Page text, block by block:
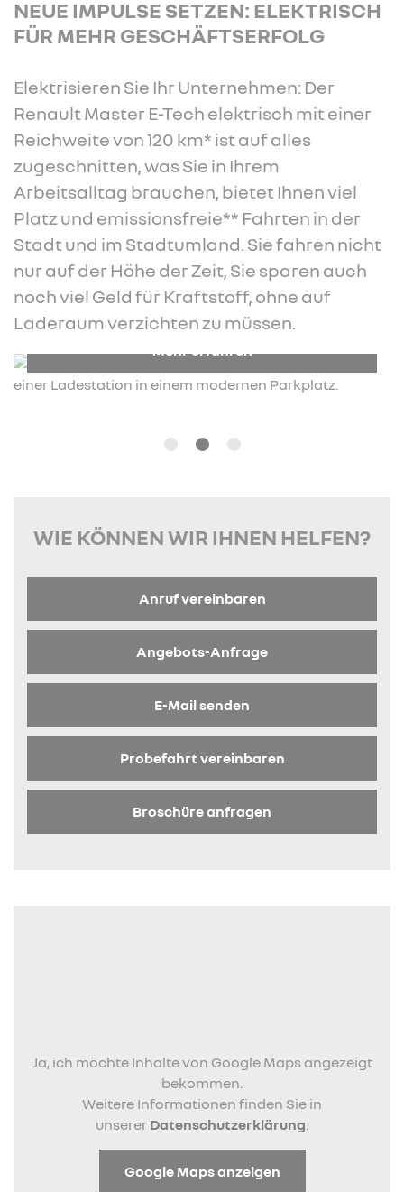
NEUE IMPULSE SETZEN: ELEKTRISCH
FÜR MEHR GESCHÄFTSERFOLG
Elektrisieren Sie Ihr Unternehmen: Der
Renault Master E-Tech elektrisch mit einer
Reichweite von 120 km* ist auf alles
zugeschnitten, was Sie in Ihrem
Arbeitsalltag brauchen, bietet Ihnen viel
Platz und emissionsfreie** Fahrten in der
Stadt und im Stadtumland. Sie fahren nicht
nur auf der Höhe der Zeit, Sie sparen auch
noch viel Geld für Kraftstoff, ohne auf
Laderaum verzichten zu müssen.
Mehr erfahren
WIE KÖNNEN WIR IHNEN HELFEN?
Anruf vereinbaren
Angebots-Anfrage
E-Mail senden
Probefahrt vereinbaren
Broschüre anfragen
Ja, ich möchte Inhalte von Google Maps angezeigt
bekommen.
Weitere Informationen finden Sie in
unserer Datenschutzerklärung.
Google Maps anzeigen